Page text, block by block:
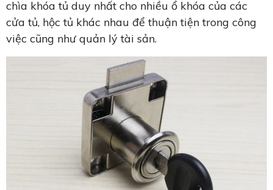
chìa khóa tủ duy nhất cho nhiều ổ khóa của các
cửa tủ, hộc tủ khác nhau để thuận tiện trong công
việc cũng như quản lý tài sản.